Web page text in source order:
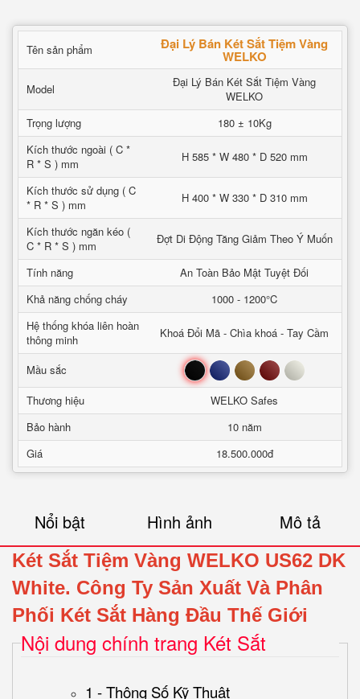
Tên sản phẩm Đại Lý Bán Két Sắt Tiệm Vàng
WELKO
Model
Đại Lý Bán Két Sắt Tiệm Vàng
WELKO
Trọng lượng
180 ± 10Kg
Kích thước ngoài ( C *
R * S ) mm
H 585 * W 480 * D 520 mm
Kích thước sử dụng ( C
* R * S ) mm
H 400 * W 330 * D 310 mm
Kích thước ngăn kéo (
C * R * S ) mm
Đợt Di Động Tăng Giảm Theo Ý Muốn
Tính năng
An Toàn Bảo Mật Tuyệt Đối
Khả năng chống cháy
1000 - 1200°C
Hệ thống khóa liên hoàn
thông minh
Khoá Đổi Mã - Chìa khoá - Tay Cầm
Mầu sắc Đen Xanh Nâu Đỏ Trắng
Thương hiệu
WELKO Safes
Bảo hành
10 năm
Giá
18.500.000đ
Nổi bật Hình ảnh Mô tả
Két Sắt Tiệm Vàng WELKO US62 DK
White. Công Ty Sản Xuất Và Phân
Phối Két Sắt Hàng Đầu Thế Giới
Nội dung chính trang Két Sắt
1 - Thông Số Kỹ Thuật